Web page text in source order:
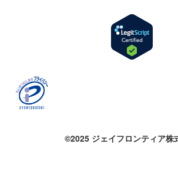
©2025 ジェイフロンティア株